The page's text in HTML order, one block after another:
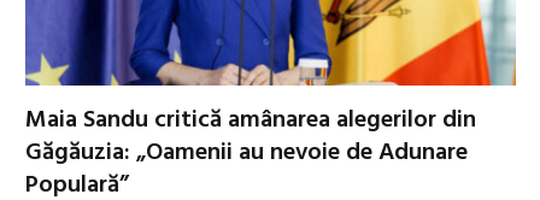
Maia Sandu critică amânarea alegerilor din
Găgăuzia: „Oamenii au nevoie de Adunare
Populară”